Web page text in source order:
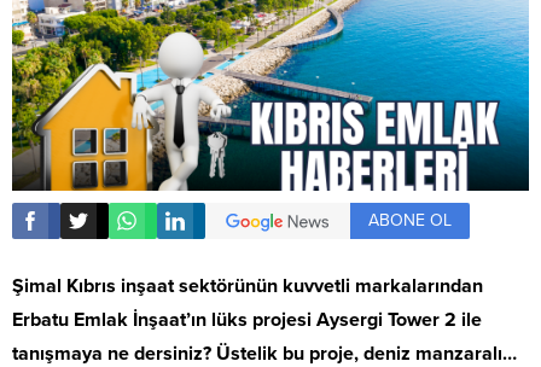
ABONE OL
Şimal Kıbrıs inşaat sektörünün kuvvetli markalarından
Erbatu Emlak İnşaat’ın lüks projesi Aysergi Tower 2 ile
tanışmaya ne dersiniz? Üstelik bu proje, deniz manzaralı…